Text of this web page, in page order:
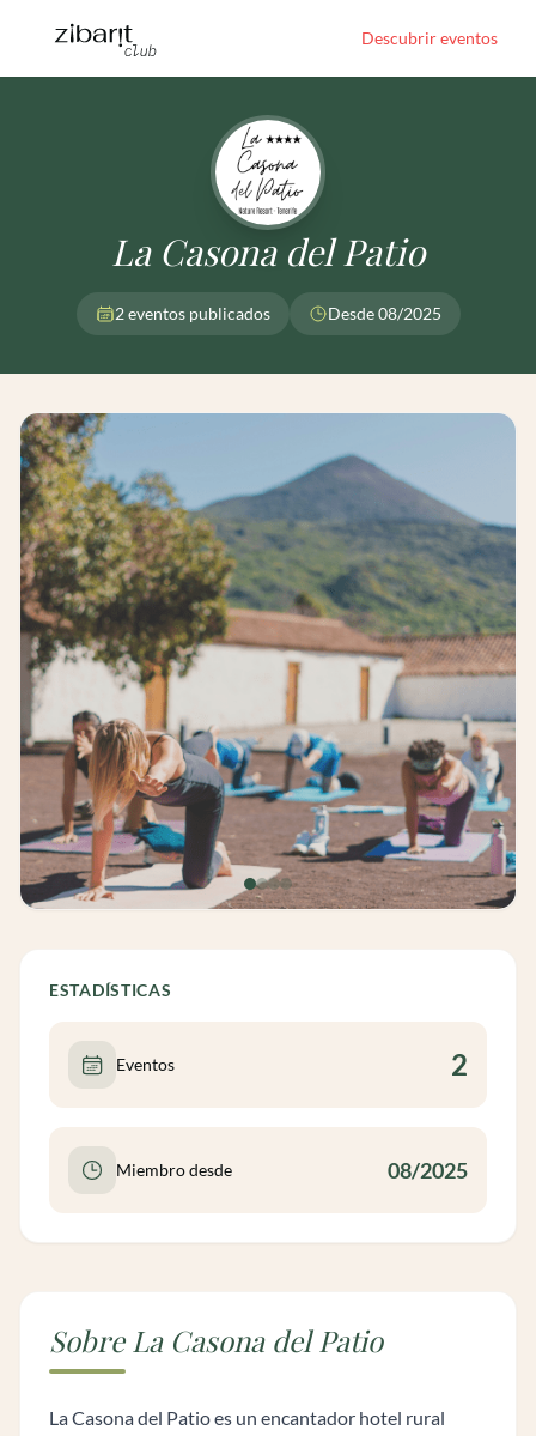
Descubrir eventos
La Casona del Patio
2 eventos publicados Desde 08/2025
ESTADÍSTICAS
Eventos 2
Miembro desde 08/2025
Sobre La Casona del Patio
La Casona del Patio es un encantador hotel rural